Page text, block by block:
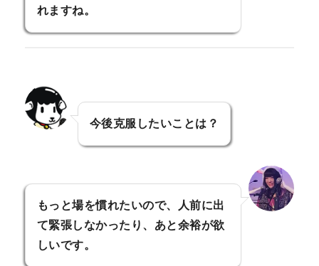
れますね。
今後克服したいことは？
もっと場を慣れたいので、人前に出
て緊張しなかったり、あと余裕が欲
しいです。